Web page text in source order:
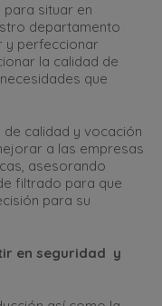
situar en
departamento
y perfeccionar
la calidad de
que
de calidad y vocación
a las empresas
asesorando
filtrado para que
para su
en seguridad y